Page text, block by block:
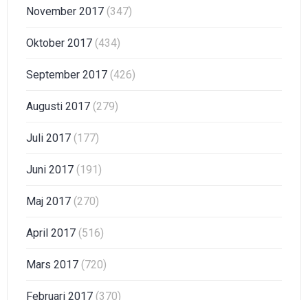
November 2017 (347)
Oktober 2017 (434)
September 2017 (426)
Augusti 2017 (279)
Juli 2017 (177)
Juni 2017 (191)
Maj 2017 (270)
April 2017 (516)
Mars 2017 (720)
Februari 2017 (370)